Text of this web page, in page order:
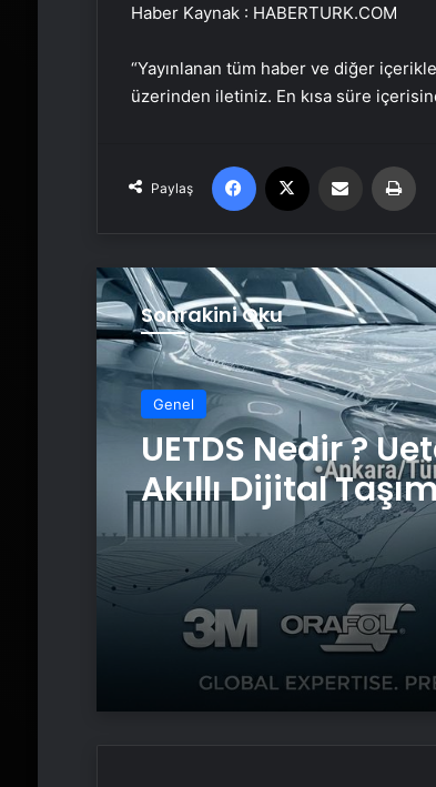
Haber Kaynak : HABERTURK.COM
“Yayınlanan tüm haber ve diğer
üzerinden iletiniz. En kısa süre
Paylaş
Facebook Email'den paylaş
Sonrakini Oku
Genel
Yeni Dünya
Çağında Türk
ve Hakan Fidan